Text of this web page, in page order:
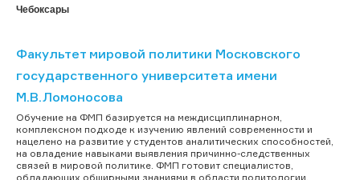
Чебоксары
Факультет мировой политики Московского
государственного университета имени
М.В.Ломоносова
Обучение на ФМП базируется на междисциплинарном,
комплексном подходе к изучению явлений современности и
нацелено на развитие у студентов аналитических способностей,
на овладение навыками выявления причинно-следственных
связей в мировой политике. ФМП готовит специалистов,
обладающих обширными знаниями в области политологии,